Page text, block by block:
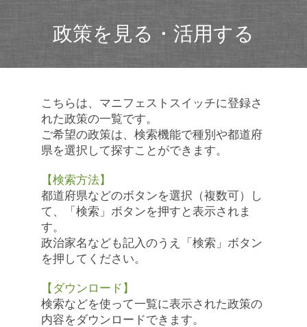
政策を見る・活用する
こちらは、マニフェストスイッチに登録さ
れた政策の一覧です。
ご希望の政策は、検索機能で種別や都道府
県を選択して探すことができます。
【検索方法】
都道府県などのボタンを選択（複数可）し
て、「検索」ボタンを押すと表示されま
す。
政治家名なども記入のうえ「検索」ボタン
を押してください。
【ダウンロード】
検索などを使って一覧に表示された政策の
内容をダウンロードできます。